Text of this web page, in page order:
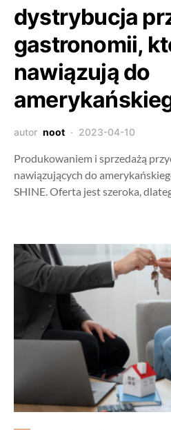
dystrybucja
gastronomii,
nawiązują do
autor noot 2023-04-10
Produkowaniem i sprzedażą
nawiązujących do
SHINE. Oferta jest szeroka,